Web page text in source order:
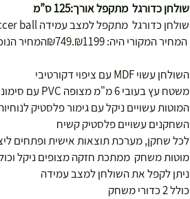
שולחן כדורגל מתקפל אורך:125 ס”מ
שולחן כדורגל מתקפל למצב עמידה soccer ball
המחיר המקורי היה: ₪1199.₪749המחיר הנוכחי הוא: ₪699 .
השולחן עשוי MDF עם ציפוי דקורטיבי
משטח עץ בעובי 6 מ"מ מצופה PVC עם סימוני המגרש
המוטות עשויים ניקל עם גימור פלסטיק
השחקנים עשויים פלסטיק קשיח
לכל שחקן, מערכת תוצאות אישית ופתחים
מוטות משחק ממתכת חזקה מצופים ניקל
ניתן לקפל את השולחן למצב עמידה
כולל 2 כדורי משחק